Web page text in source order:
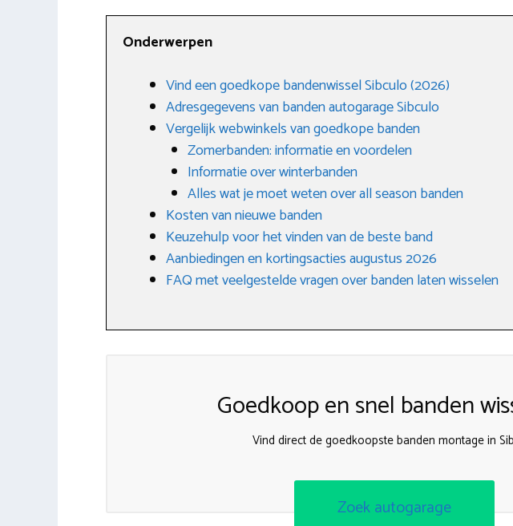
Onderwerpen
Vind een goedkope bandenwissel Sibculo (2026)
Adresgegevens van banden autogarage Sibculo
Vergelijk webwinkels van goedkope banden
Zomerbanden: informatie en voordelen
Informatie over winterbanden
Alles wat je moet weten over all season banden
Kosten van nieuwe banden
Keuzehulp voor het vinden van de beste band
Aanbiedingen en kortingsacties augustus 2026
FAQ met veelgestelde vragen over banden laten wisselen
Goedkoop en snel banden
Vind direct de goedkoopste banden montage in
Zoek autogarage